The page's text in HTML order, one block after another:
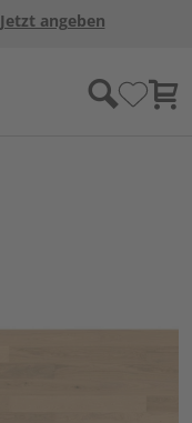
Jetzt angeben